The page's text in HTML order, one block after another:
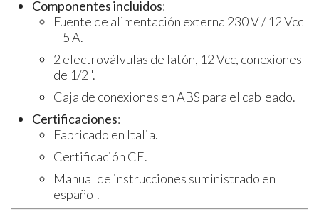
Componentes incluidos:
Fuente de alimentación externa 230 V / 12 Vcc
– 5 A.
2 electroválvulas de latón, 12 Vcc, conexiones
de 1/2".
Caja de conexiones en ABS para el cableado.
Certificaciones:
Fabricado en Italia.
Certificación CE.
Manual de instrucciones suministrado en
español.